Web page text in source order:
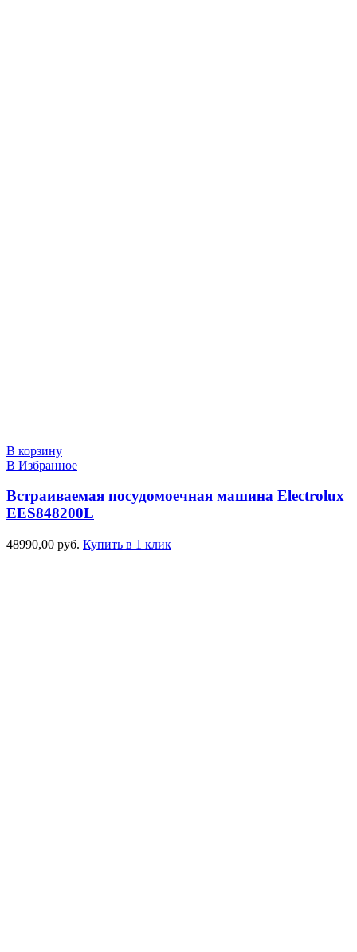
В корзину
В Избранное
Встраиваемая посудомоечная машина Electrolux
EES848200L
48990,00 руб. Купить в 1 клик